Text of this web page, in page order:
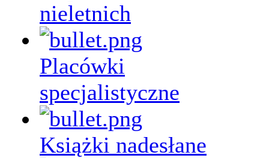
nieletnich
Placówki
specjalistyczne
Książki nadesłane